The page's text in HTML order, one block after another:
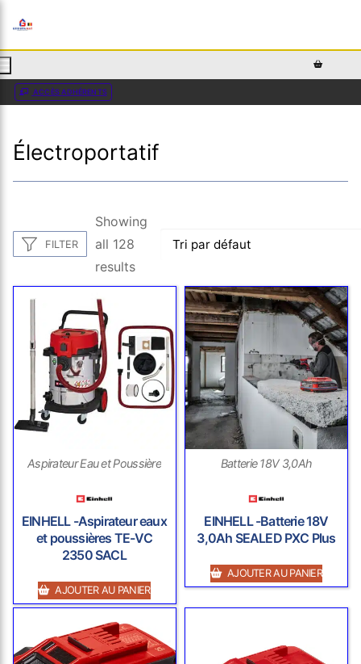
ACCÈS ADHÉRENTS
Électroportatif
FILTER
Showing
all 128
results
Aspirateur Eau et Poussière
EINHELL -Aspirateur eaux
et poussières TE-VC
2350 SACL
AJOUTER AU PANIER
Batterie 18V 3,0Ah
EINHELL -Batterie 18V
3,0Ah SEALED PXC Plus
AJOUTER AU PANIER